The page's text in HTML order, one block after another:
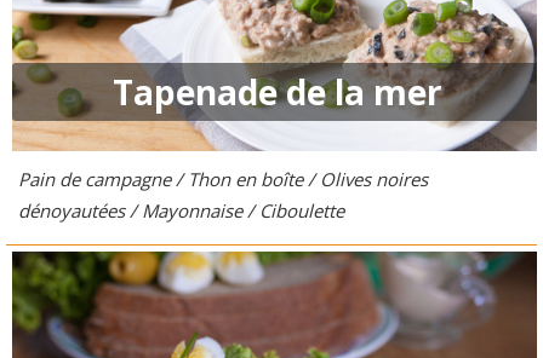
Tapenade de la mer
Pain de campagne / Thon en boîte / Olives noires
dénoyautées / Mayonnaise / Ciboulette